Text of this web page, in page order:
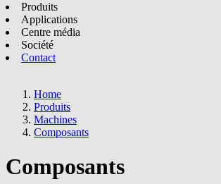
Produits
Applications
Centre média
Société
Contact
Home
Produits
Machines
Composants
Composants